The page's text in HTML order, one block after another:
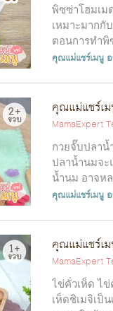
พิซซ่าโฮมเม
เหมาะมากกั
ตอนการทำ
ตล...
คุณแม่แชร์เมนู
คุณแม่แชร์เ
MamaExpert
กวยจั๊บปลาน้
ปลาน้ำนมจ
น้ำนม อาจห
นมไ...
คุณแม่แชร์เมนู
คุณแม่แชร์เม
MamaExpert
ไข่คั่วเห็ด ไ
เห็ดชิเมจิเป็